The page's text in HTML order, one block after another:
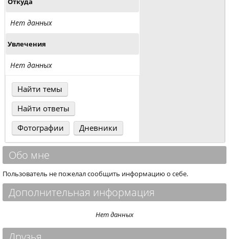
Нет данных
Увлечения
Нет данных
Найти темы
Найти ответы
Фотографии
Дневники
Обо мне
Пользователь не пожелал сообщить информацию о себе.
Дополнительная информация
Нет данных